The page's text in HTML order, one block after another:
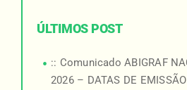
ÚLTIMOS POST
:: Comunicado ABIGRAF
2026 – DATAS DE